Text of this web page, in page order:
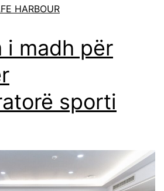
HARBOUR
i madh për
sporti